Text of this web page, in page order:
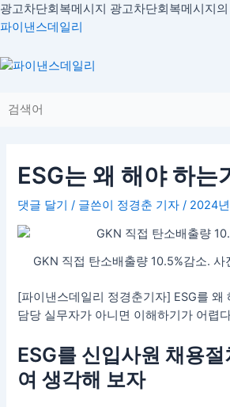
광고차단회복메시지 광고차단회복메시지
파이낸스데일리
ESG는 왜 해야 하는
댓글 달기 / 글쓴이 정경춘 기자/ 2024
GKN 직접 탄소배출량 10.5%감소. 사
[파이낸스데일리 정경춘기자] ESG를 왜
담당 실무자가 아니면 이해하기가 어렵
ESG를 신입사원 채용
여 생각해 보자
글
비